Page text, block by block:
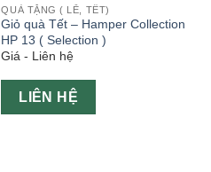
QUÀ TẶNG ( LỄ, TẾT)
Giỏ quà Tết – Hamper Collection
HP 13 ( Selection )
Giá - Liên hệ
LIÊN HỆ